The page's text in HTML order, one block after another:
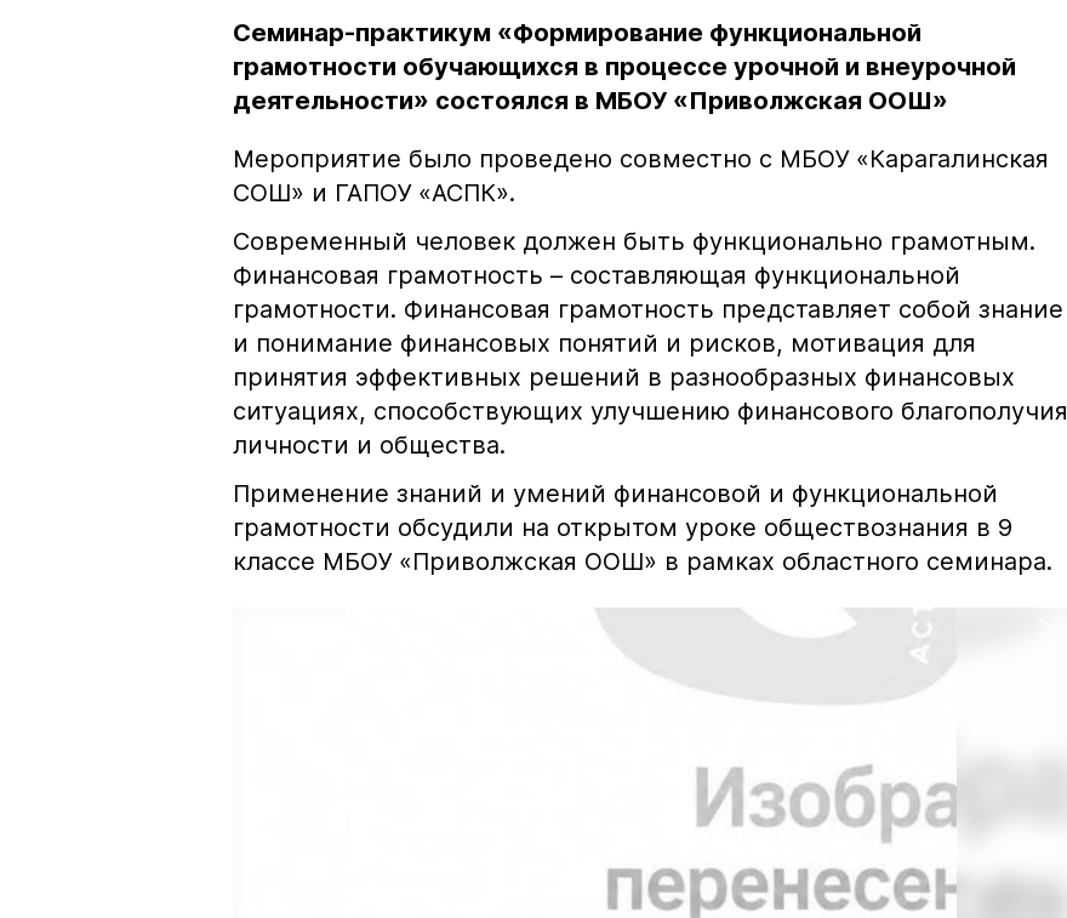
Семинар-практикум «Формирование функциональной
грамотности обучающихся в процессе урочной и внеурочной
деятельности» состоялся в МБОУ «Приволжская ООШ»
Мероприятие было проведено совместно с МБОУ «Карагалинская
СОШ» и ГАПОУ «АСПК».
Современный человек должен быть функционально грамотным.
Финансовая грамотность – составляющая функциональной
грамотности. Финансовая грамотность представляет собой знание
и понимание финансовых понятий и рисков, мотивация для
принятия эффективных решений в разнообразных финансовых
ситуациях, способствующих улучшению финансового благополучия
личности и общества.
Применение знаний и умений финансовой и функциональной
грамотности обсудили на открытом уроке обществознания в 9
классе МБОУ «Приволжская ООШ» в рамках областного семинара.